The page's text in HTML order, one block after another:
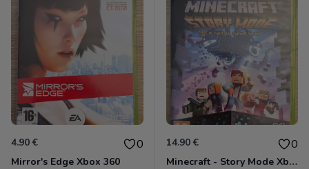
4.90 € 0
Mirror's Edge Xbox 360
14.90 € 0
Minecraft - Story Mode Xbox 360